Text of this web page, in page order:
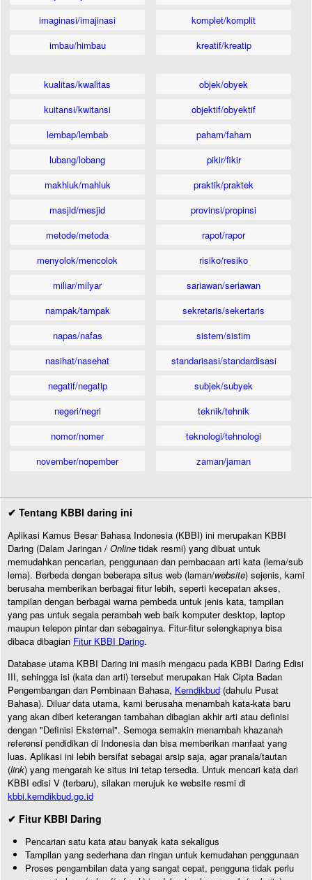
imaginasi/imajinasi
imbau/himbau
komplet/komplit
kreatif/kreatip
kualitas/kwalitas
kuitansi/kwitansi
lembap/lembab
lubang/lobang
makhluk/mahluk
masjid/mesjid
metode/metoda
menyolok/mencolok
miliar/milyar
nampak/tampak
napas/nafas
nasihat/nasehat
negatif/negatip
negeri/negri
nomor/nomer
november/nopember
objek/obyek
objektif/obyektif
paham/faham
pikir/fikir
praktik/praktek
provinsi/propinsi
rapot/rapor
risiko/resiko
sariawan/seriawan
sekretaris/sekertaris
sistem/sistim
standarisasi/standardisasi
subjek/subyek
teknik/tehnik
teknologi/tehnologi
zaman/jaman
✔ Tentang KBBI daring ini
Aplikasi Kamus Besar Bahasa Indonesia (KBBI) ini merupakan KBBI
Daring (Dalam Jaringan / Online tidak resmi) yang dibuat untuk
memudahkan pencarian, penggunaan dan pembacaan arti kata (lema/sub
lema). Berbeda dengan beberapa situs web (laman/website) sejenis, kami
berusaha memberikan berbagai fitur lebih, seperti kecepatan akses,
tampilan dengan berbagai warna pembeda untuk jenis kata, tampilan
yang pas untuk segala perambah web baik komputer desktop, laptop
maupun telepon pintar dan sebagainya. Fitur-fitur selengkapnya bisa
dibaca dibagian Fitur KBBI Daring.
Database utama KBBI Daring ini masih mengacu pada KBBI Daring Edisi
III, sehingga isi (kata dan arti) tersebut merupakan Hak Cipta Badan
Pengembangan dan Pembinaan Bahasa, Kemdikbud (dahulu Pusat
Bahasa). Diluar data utama, kami berusaha menambah kata-kata baru
yang akan diberi keterangan tambahan dibagian akhir arti atau definisi
dengan "Definisi Eksternal". Semoga semakin menambah khazanah
referensi pendidikan di Indonesia dan bisa memberikan manfaat yang
luas. Aplikasi ini lebih bersifat sebagai arsip saja, agar pranala/tautan
(link) yang mengarah ke situs ini tetap tersedia. Untuk mencari kata dari
KBBI edisi V (terbaru), silakan merujuk ke website resmi di
kbbi.kemdikbud.go.id
✔ Fitur KBBI Daring
Pencarian satu kata atau banyak kata sekaligus
Tampilan yang sederhana dan ringan untuk kemudahan penggunaan
Proses pengambilan data yang sangat cepat, pengguna tidak perlu